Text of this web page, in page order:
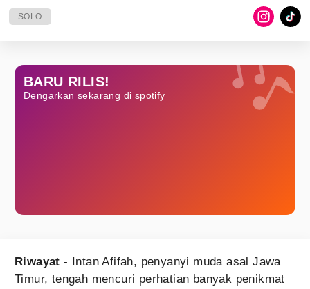
SOLO
BARU RILIS!
Dengarkan sekarang di spotify
Riwayat- Intan Afifah, penyanyi muda asal Jawa
Timur, tengah mencuri perhatian banyak penikmat